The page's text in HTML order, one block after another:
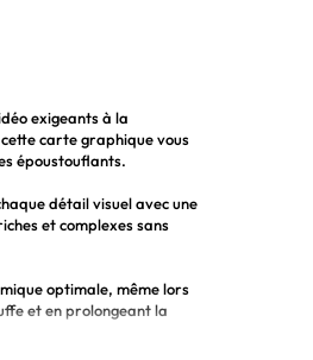
exigeants à la
cette carte graphique vous
époustouflants.
détail visuel avec une
et complexes sans
optimale, même lors
et en prolongeant la